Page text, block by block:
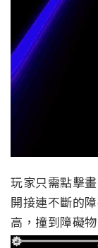
玩家只需點擊
開接連不斷的
高，撞到障礙